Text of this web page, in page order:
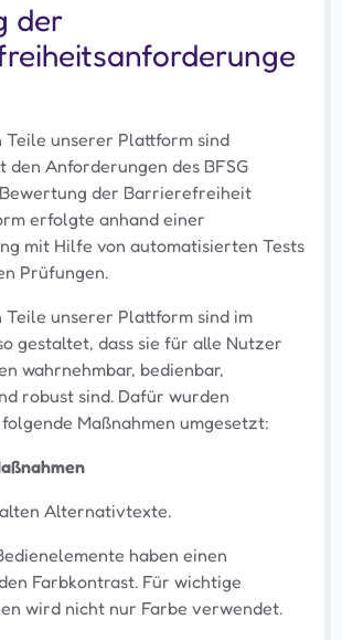
der
Teile unserer Plattform sind
den Anforderungen des BFSG
der Barrierefreiheit
erfolgte anhand einer
mit Hilfe von automatisierten Tests
Prüfungen.
unserer Plattform sind im
gestaltet, dass sie für alle Nutzer
wahrnehmbar, bedienbar,
robust sind. Dafür wurden
Maßnahmen umgesetzt:
Alternativtexte.
haben einen
Farbkontrast. Für wichtige
wird nicht nur Farbe verwendet.